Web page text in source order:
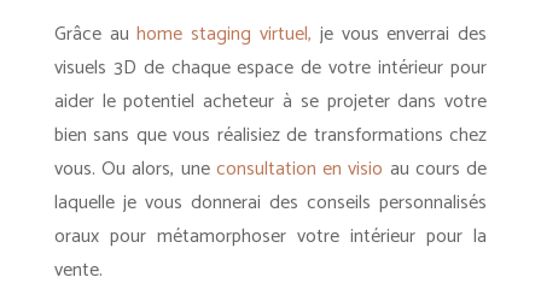
Grâce auhome staging virtuel, je vous enverrai des
visuels 3D de chaque espace de votre intérieur pour
aider le potentiel acheteur à se projeter dans votre
bien sans que vous réalisiez de transformations chez
vous. Ou alors, uneconsultation en visio au cours de
laquelle je vous donnerai des conseils personnalisés
oraux pour métamorphoser votre intérieur pour la
vente.